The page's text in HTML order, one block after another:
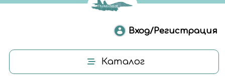
Вход/Регистрация
Каталог